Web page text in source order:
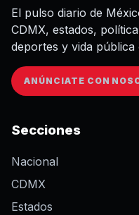
El pulso diario de
CDMX, estados,
deportes y vida
ANÚNCIATE CON
Secciones
Nacional
CDMX
Estados